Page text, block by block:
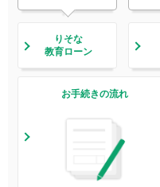
りそな
教育ローン
お手続きの流れ